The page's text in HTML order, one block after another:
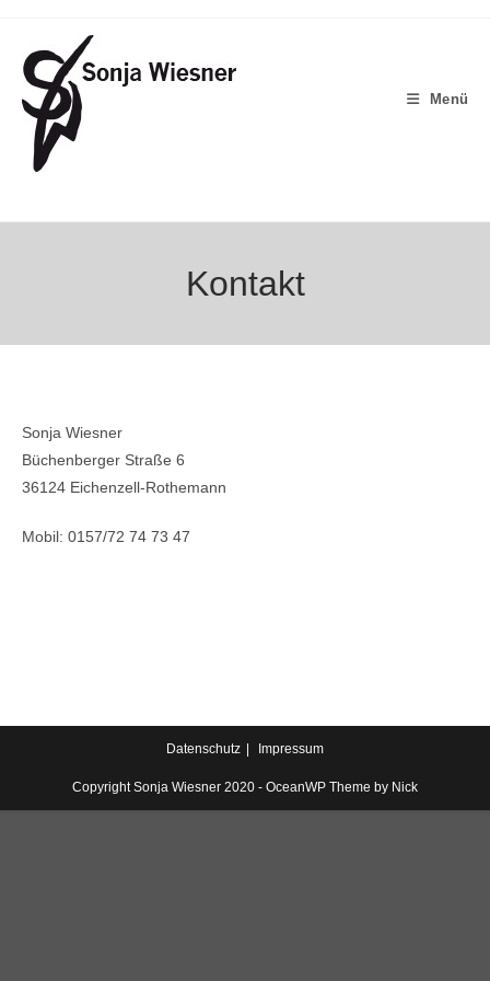
springen
Menü
Kontakt
Sonja Wiesner
Büchenberger Straße 6
36124 Eichenzell-Rothemann
Mobil: 0157/72 74 73 47
Datenschutz Impressum
Copyright Sonja Wiesner 2020 - OceanWP Theme by Nick